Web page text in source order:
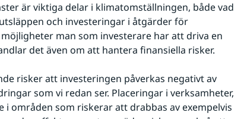
är viktiga delar i klimatomställningen, både vad
och investeringar i åtgärder för
man som investerare har att driva en
det även om att hantera finansiella risker.
risker att investeringen påverkas negativt av
som vi redan ser. Placeringar i verksamheter,
områden som riskerar att drabbas av exempelvis